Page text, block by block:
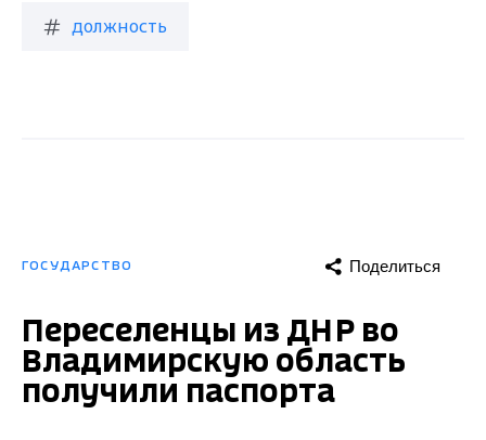
должность
ГОСУДАРСТВО Поделиться
Переселенцы из ДНР во
Владимирскую область
получили паспорта